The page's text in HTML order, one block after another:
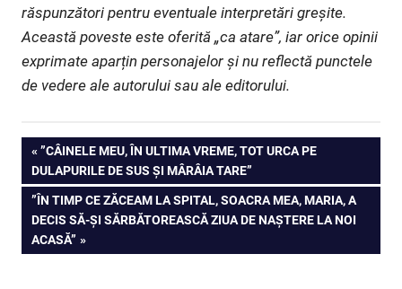
răspunzători pentru eventuale interpretări greșite.
Această poveste este oferită „ca atare”, iar orice opinii
exprimate aparțin personajelor și nu reflectă punctele
de vedere ale autorului sau ale editorului.
Navigare
în
articole
PREVIOUS
POST:
”CÂINELE MEU, ÎN ULTIMA VREME, TOT URCA PE
DULAPURILE DE SUS ȘI MÂRÂIA TARE”
NEXT
POST:
”ÎN TIMP CE ZĂCEAM LA SPITAL, SOACRA MEA, MARIA, A
DECIS SĂ-ȘI SĂRBĂTOREASCĂ ZIUA DE NAȘTERE LA NOI
ACASĂ”